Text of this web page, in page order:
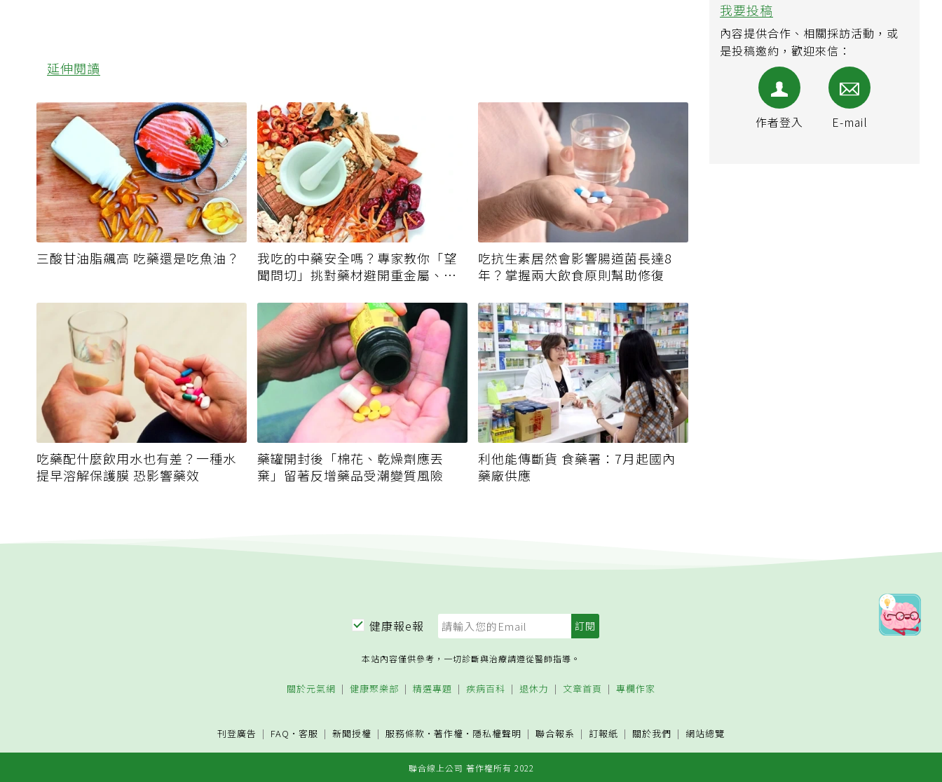
我要投稿
內容提供合作、相關採訪活動，或
是投稿邀約，歡迎來信：
作者登入 E-mail
延伸閱讀
三酸甘油脂飆高 吃藥還是吃魚油？
我吃的中藥安全嗎？專家教你「望
聞問切」挑對藥材避開重金屬、發
吃抗生素居然會影響腸道菌長達8
年？掌握兩大飲食原則幫助修復
吃藥配什麼飲用水也有差？一種水
提早溶解保護膜 恐影響藥效
藥罐開封後「棉花、乾燥劑應丟
棄」留著反增藥品受潮變質風險
利他能傳斷貨 食藥署：7月起國內
藥廠供應
健康報e報
本站內容僅供參考，一切診斷與治療請遵從醫師指導。
關於元氣網 健康聚樂部 精選專題 疾病百科 退休力 文章首頁 專欄作家
刊登廣告 FAQ · 客服 新聞授權 服務條款 · 著作權 · 隱私權聲明 聯合報系 訂報紙 關於我們 網站總覽
聯合線上公司 著作權所有 2022